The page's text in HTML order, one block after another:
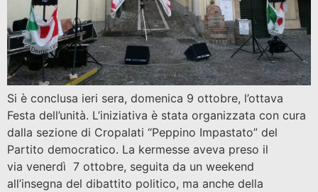
Si è conclusa ieri sera, domenica 9 ottobre, l’ottava
Festa dell’unità. L’iniziativa è stata organizzata con cura
dalla sezione di Cropalati “Peppino Impastato” del
Partito democratico. La kermesse aveva preso il
via venerdì 7 ottobre, seguita da un weekend
all’insegna del dibattito politico, ma anche della